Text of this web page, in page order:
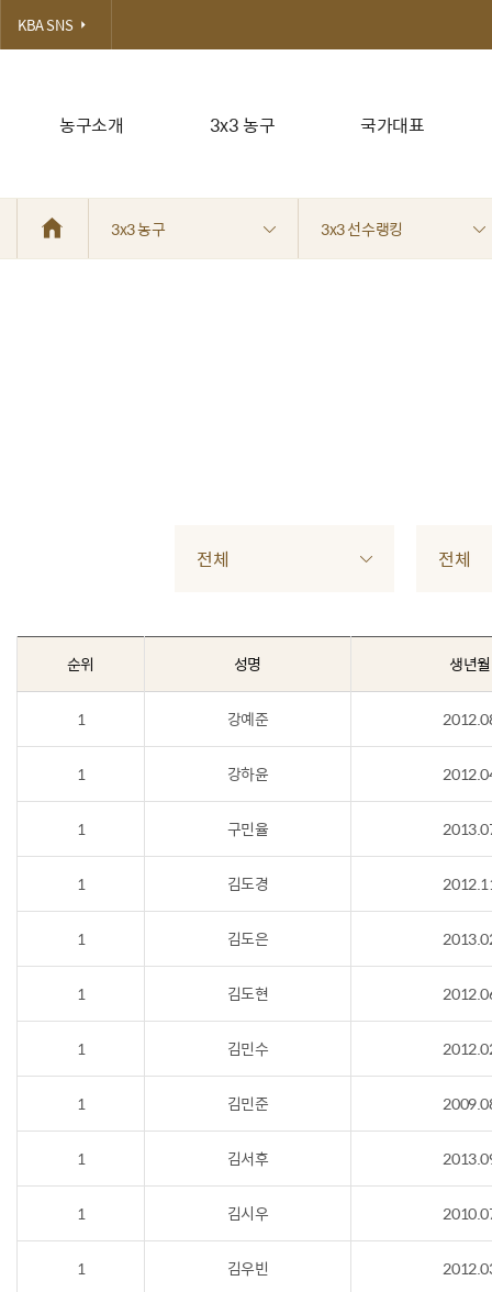
농구소개 3x3 농구 국가대표
KBA SNS
3x3 농구 3x3 선수랭킹
전체 전체
순위 성명 생년월
1 강예준
1 강하윤
1 구민율
1 김도경
1 김도은
1 김도현
1 김민수
1 김민준
1 김서후
1 김시우
1 김우빈